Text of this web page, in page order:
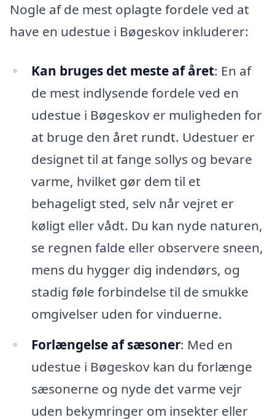
Nogle af de mest oplagte fordele ved at
have en udestue i Bøgeskov inkluderer:
Kan bruges det meste af året: En af
de mest indlysende fordele ved en
udestue i Bøgeskov er muligheden for
at bruge den året rundt. Udestuer er
designet til at fange sollys og bevare
varme, hvilket gør dem til et
behageligt sted, selv når vejret er
køligt eller vådt. Du kan nyde naturen,
se regnen falde eller observere sneen,
mens du hygger dig indendørs, og
stadig føle forbindelse til de smukke
omgivelser uden for vinduerne.
Forlængelse af sæsoner: Med en
udestue i Bøgeskov kan du forlænge
sæsonerne og nyde det varme vejr
uden bekymringer om insekter eller